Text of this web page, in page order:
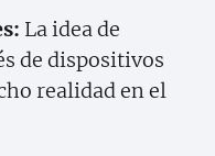
La idea de
de dispositivos
realidad en el